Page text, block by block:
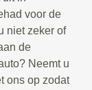
voor de
niet zeker of
de
Neemt u
ons op zodat